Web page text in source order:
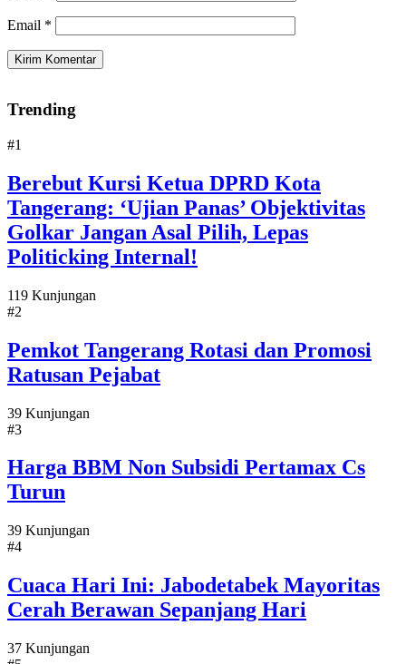
Email *
Trending
#1
Berebut Kursi Ketua DPRD Kota
Tangerang: ‘Ujian Panas’ Objektivitas
Golkar Jangan Asal Pilih, Lepas
Politicking Internal!
119 Kunjungan
#2
Pemkot Tangerang Rotasi dan Promosi
Ratusan Pejabat
39 Kunjungan
#3
Harga BBM Non Subsidi Pertamax Cs
Turun
39 Kunjungan
#4
Cuaca Hari Ini: Jabodetabek Mayoritas
Cerah Berawan Sepanjang Hari
37 Kunjungan